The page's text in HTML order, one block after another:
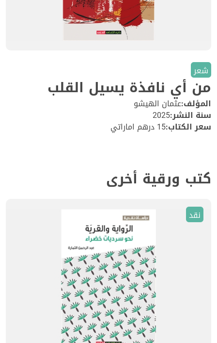
شعر
من أي نافذة يسيل القلب
المؤلف:عثمان الهيشو
سنة النشر:2025
سعر الكتاب:15 درهم اماراتي
كتب ورقية أخرى
نقد